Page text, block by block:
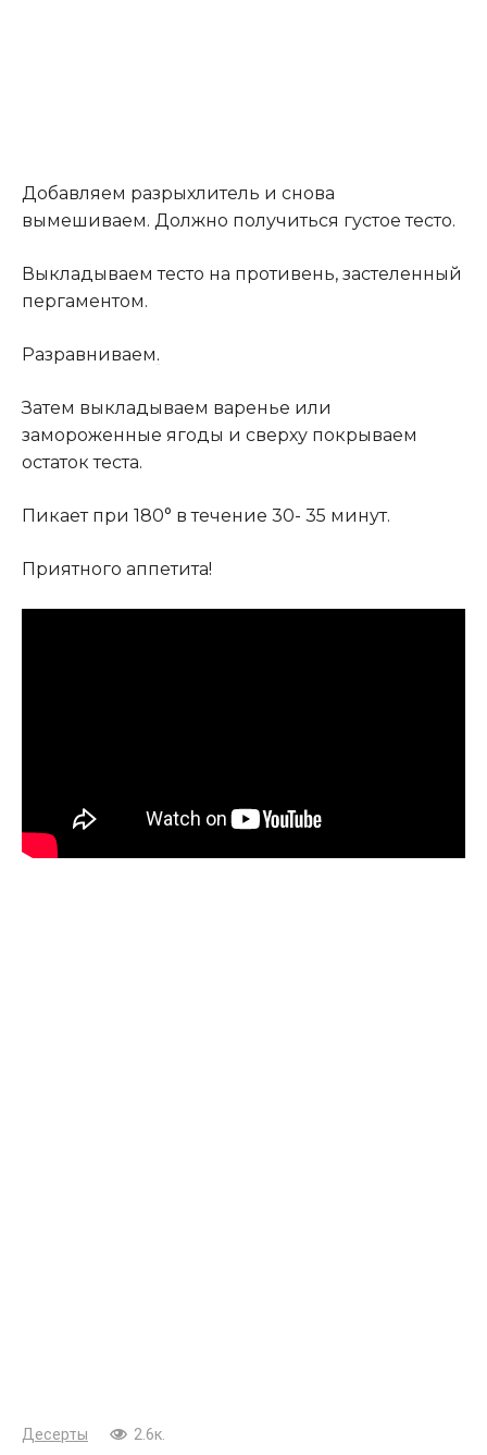
Добавляем разрыхлитель и снова
вымешиваем. Должно получиться густое тесто.
Выкладываем тесто на противень, застеленный
пергаментом.
Разравниваем.
Затем выкладываем варенье или
замороженные ягоды и сверху покрываем
остаток теста.
Пикает при 180° в течение 30- 35 минут.
Приятного аппетита!
Десерты 2.6к.